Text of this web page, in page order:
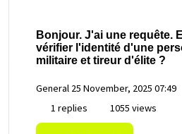
Bonjour. J'ai une requête.
vérifier l'identité d'une
militaire et tireur d'élite ?
General 25 November, 2025 07:49
1 replies
1055 views